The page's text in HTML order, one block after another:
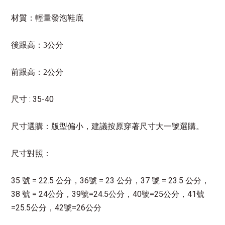
材質：輕量發泡鞋底
後跟高：3公分
前跟高 ：2公分
尺寸 : 35-40
尺寸選購： 版型偏小，建議按原穿著尺寸大一號選購。
尺寸對照：
35 號 = 22.5 公分，36號 = 23 公分，37 號 = 23.5 公分，
38 號 = 24公分，39號=24.5公分，40號=25公分，41號
=25.5公分，42號=26公分